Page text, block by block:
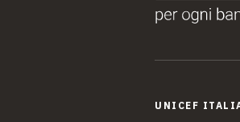
UNICEF